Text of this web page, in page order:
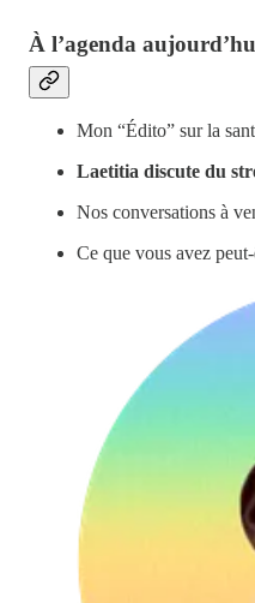
À l’agenda
Mon “Édito” sur la
Laetitia discute du
Nos conversations à
Ce que vous avez